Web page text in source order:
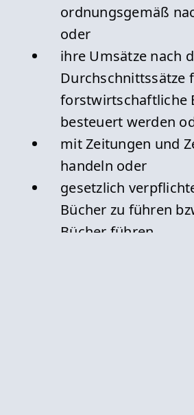
ordnungsgemäß
oder
ihre Umsätze nach
Durchschnittssätze
forstwirtschaftliche
besteuert werden
mit Zeitungen und
handeln oder
gesetzlich
Bücher zu führen
Bücher führen